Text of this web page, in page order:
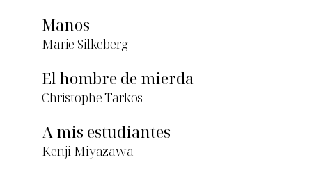
Manos
Marie Silkeberg
El hombre de mierda
Christophe Tarkos
A mis estudiantes
Kenji Miyazawa